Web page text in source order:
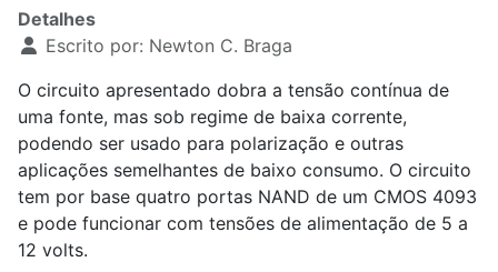
Detalhes
Escrito por: Newton C. Braga
O circuito apresentado dobra a tensão contínua de
uma fonte, mas sob regime de baixa corrente,
podendo ser usado para polarização e outras
aplicações semelhantes de baixo consumo. O circuito
tem por base quatro portas NAND de um CMOS 4093
e pode funcionar com tensões de alimentação de 5 a
12 volts.